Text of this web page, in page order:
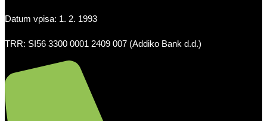
Datum vpisa: 1. 2. 1993
TRR: SI56 3300 0001 2409 007 (Addiko Bank d.d.)